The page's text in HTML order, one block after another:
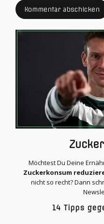
Möchtest Du Deine
Zuckerkonsum
nicht so recht? Dann
14 Tipps